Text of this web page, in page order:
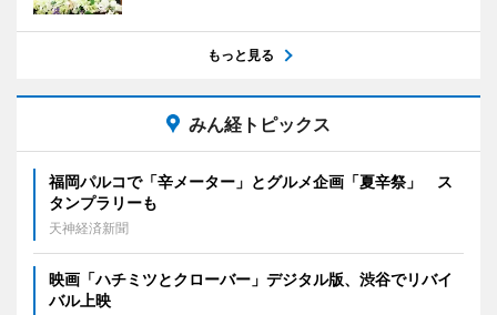
もっと見る
みん経トピックス
福岡パルコで「辛メーター」とグルメ企画「夏辛祭」 ス
タンプラリーも
天神経済新聞
映画「ハチミツとクローバー」デジタル版、渋谷でリバイ
バル上映